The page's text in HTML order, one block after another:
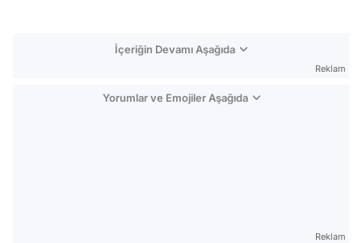
İçeriğin Devamı Aşağıda
Reklam
Yorumlar ve Emojiler Aşağıda
Reklam